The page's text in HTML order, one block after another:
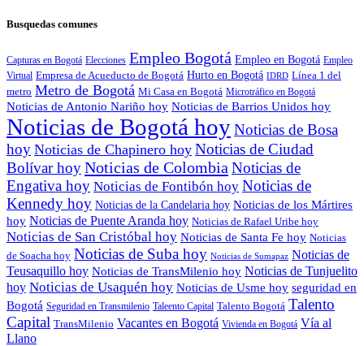
Busquedas comunes
Capturas en Bogotá Elecciones Empleo Bogotá Empleo en Bogotá Empleo
Virtual Empresa de Acueducto de Bogotá Hurto en Bogotá IDRD Línea 1 del
metro Metro de Bogotá Mi Casa en Bogotá Microtráfico en Bogotá
Noticias de Antonio Nariño hoy Noticias de Barrios Unidos hoy
Noticias de Bogotá hoyNoticias de Bosa
hoy Noticias de Chapinero hoy Noticias de Ciudad
Bolívar hoyNoticias de Colombia Noticias de
Engativa hoy Noticias de Fontibón hoy Noticias de
Kennedy hoy Noticias de la Candelaria hoy Noticias de los Mártires
hoy Noticias de Puente Aranda hoy Noticias de Rafael Uribe hoy
Noticias de San Cristóbal hoy Noticias de Santa Fe hoy Noticias
de Soacha hoy Noticias de Suba hoy Noticias de Sumapaz Noticias de
Teusaquillo hoy Noticias de TransMilenio hoy Noticias de Tunjuelito
hoy Noticias de Usaquén hoy Noticias de Usme hoy seguridad en
Bogotá Seguridad en Transmilenio Taleento Capital Talento Bogotá Talento
Capital TransMilenio Vacantes en Bogotá Vivienda en Bogotá Vía al
Llano